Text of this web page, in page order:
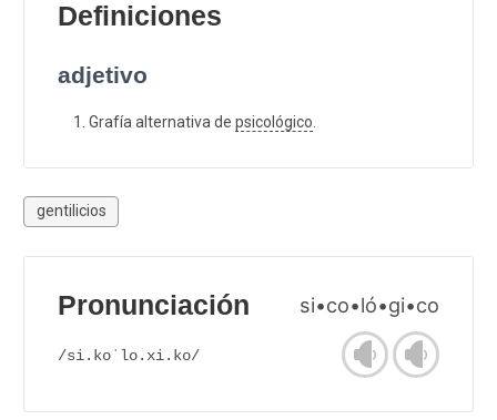
Definiciones
adjetivo
Grafía alternativa de psicológico
gentilicios
Pronunciación si•co•ló•gi•co
/si.koˈlo.xi.ko/